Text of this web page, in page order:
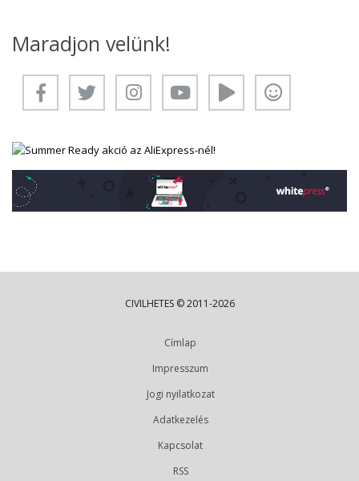
Maradjon velünk!
CIVILHETES © 2011-2026
Címlap
Impresszum
Jogi nyilatkozat
Adatkezelés
Kapcsolat
RSS